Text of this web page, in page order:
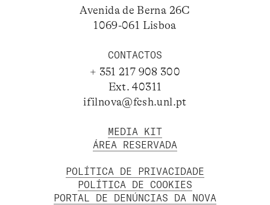
Avenida de Berna 26C
1069-061 Lisboa
CONTACTOS
+ 351 217 908 300
Ext. 40311
ifilnova@fcsh.unl.pt
MEDIA KIT
ÁREA RESERVADA
POLÍTICA DE PRIVACIDADE
POLÍTICA DE COOKIES
PORTAL DE DENÚNCIAS DA NOVA